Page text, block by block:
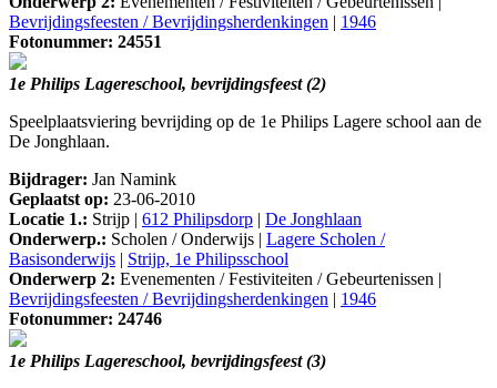
Bevrijdingsfeesten / Bevrijdingsherdenkingen | 1946
Fotonummer: 24551
1e Philips Lagereschool, bevrijdingsfeest (2)
Speelplaatsviering bevrijding op de 1e Philips Lagere school aan de
De Jonghlaan.
Bijdrager: Jan Namink
Geplaatst op: 23-06-2010
Locatie 1.: Strijp | 612 Philipsdorp | De Jonghlaan
Onderwerp.: Scholen / Onderwijs | Lagere Scholen /
Basisonderwijs | Strijp, 1e Philipsschool
Onderwerp 2: Evenementen / Festiviteiten / Gebeurtenissen |
Bevrijdingsfeesten / Bevrijdingsherdenkingen | 1946
Fotonummer: 24746
1e Philips Lagereschool, bevrijdingsfeest (3)